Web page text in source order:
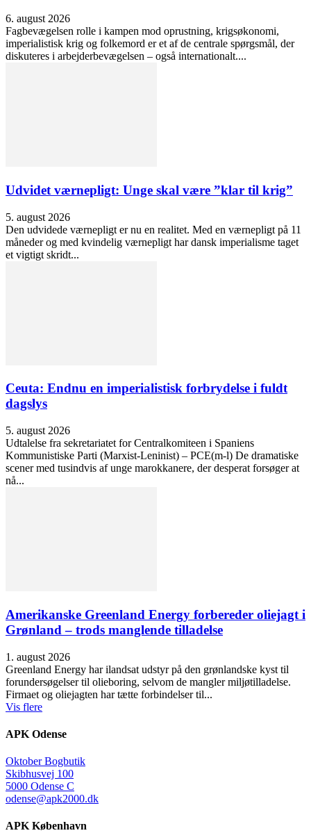
6. august 2026
Fagbevægelsen rolle i kampen mod oprustning, krigsøkonomi,
imperialistisk krig og folkemord er et af de centrale spørgsmål, der
diskuteres i arbejderbevægelsen – også internationalt....
Udvidet værnepligt: Unge skal være ”klar til krig”
5. august 2026
Den udvidede værnepligt er nu en realitet. Med en værnepligt på 11
måneder og med kvindelig værnepligt har dansk imperialisme taget
et vigtigt skridt...
Ceuta: Endnu en imperialistisk forbrydelse i fuldt
dagslys
5. august 2026
Udtalelse fra sekretariatet for Centralkomiteen i Spaniens
Kommunistiske Parti (Marxist-Leninist) – PCE(m-l) De dramatiske
scener med tusindvis af unge marokkanere, der desperat forsøger at
nå...
Amerikanske Greenland Energy forbereder oliejagt i
Grønland – trods manglende tilladelse
1. august 2026
Greenland Energy har ilandsat udstyr på den grønlandske kyst til
forundersøgelser til olieboring, selvom de mangler miljøtilladelse.
Firmaet og oliejagten har tætte forbindelser til...
Vis flere
APK Odense
Oktober Bogbutik
Skibhusvej 100
5000 Odense C
odense@apk2000.dk
APK København